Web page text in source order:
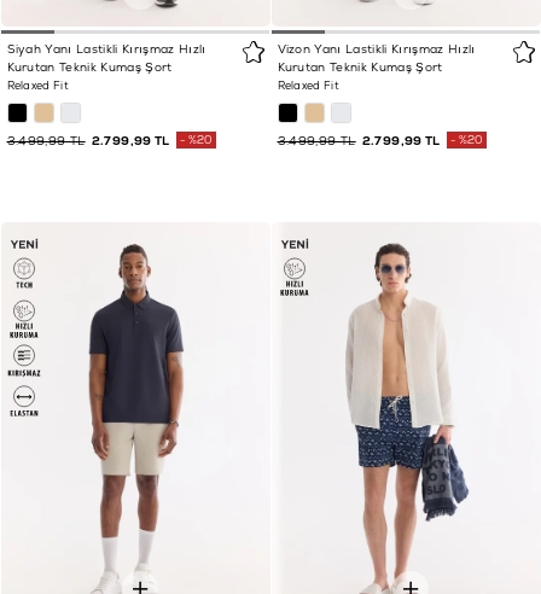
Siyah Yanı Lastikli Kırışmaz Hızlı
Kurutan Teknik Kumaş Şort
Relaxed Fit
2.799,99 TL
3.499,99 TL %20
Vizon Yanı Lastikli Kırışmaz Hızlı
Kurutan Teknik Kumaş Şort
Relaxed Fit
2.799,99 TL
3.499,99 TL %20